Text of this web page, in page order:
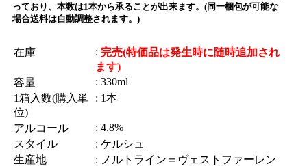
っており、本数は1本から承ることが出来ます。(同一梱包が可能な
場合送料は自動調整されます。)
在庫 : 完売(特価品は発生時に随時追加され
ます)
容量
: 330ml
1箱入数(購入単
位)
: 1本
アルコール
: 4.8%
スタイル
: ケルシュ
生産地
: ノルトライン＝ヴェストファーレン